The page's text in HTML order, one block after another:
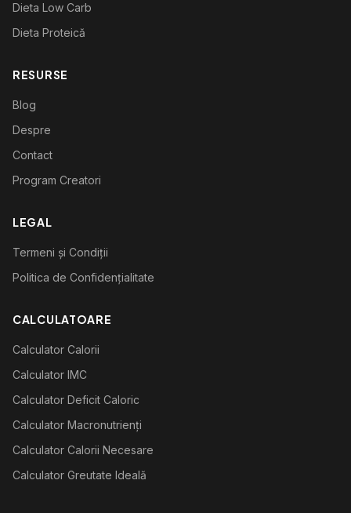
Dieta Low Carb
Dieta Proteică
RESURSE
Blog
Despre
Contact
Program Creatori
LEGAL
Termeni și Condiții
Politica de Confidențialitate
CALCULATOARE
Calculator Calorii
Calculator IMC
Calculator Deficit Caloric
Calculator Macronutrienți
Calculator Calorii Necesare
Calculator Greutate Ideală